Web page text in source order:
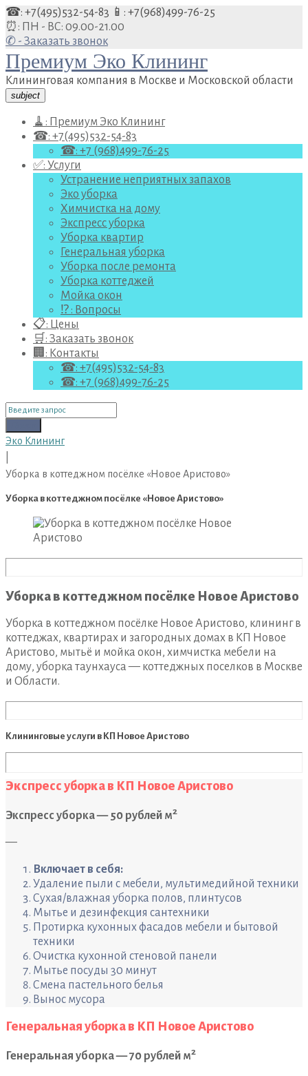
Перейти
к
содержанию
☎: +7(495)532-54-83 📱: +7(968)499-76-25
⏰: ПН - ВС: 09.00-21.00
✆ - Заказать звонок
Премиум Эко Клининг
Клининговая компания в Москве и Московской области
subject
🧹: Премиум Эко Клининг
☎: +7(495)532-54-83
☎: +7 (968)499-76-25
✅: Услуги
Устранение неприятных запахов
Эко уборка
Химчистка на дому
Экспресс уборка
Уборка квартир
Генеральная уборка
Уборка после ремонта
Уборка коттеджей
Мойка окон
⁉ : Вопросы
📋: Цены
🛒: Заказать звонок
🏢: Контакты
☎: +7(495)532-54-83
☎: +7 (968)499-76-25
Поиск
для:
Эко Клининг
Уборка в коттеджном посёлке «Новое Аристово»
Уборка в коттеджном посёлке «Новое Аристово»
Уборка в коттеджном посёлке Новое Аристово
Уборка в коттеджном посёлке Новое Аристово, клининг в
коттеджах, квартирах и загородных домах в КП Новое
Аристово, мытьё и мойка окон, химчистка мебели на
дому, уборка таунхауса — коттеджных поселков в Москве
и Области.
Клининговые услуги в КП Новое Аристово
Экспресс уборка в КП Новое Аристово
Экспресс уборка — 50 рублей м2
—
Включает в себя:
Удаление пыли с мебели, мультимедийной техники
Сухая/влажная уборка полов, плинтусов
Мытье и дезинфекция сантехники
Протирка кухонных фасадов мебели и бытовой
техники
Очистка кухонной стеновой панели
Мытье посуды 30 минут
Смена пастельного белья
Вынос мусора
Генеральная уборка в КП Новое Аристово
Генеральная уборка — 70 рублей м2